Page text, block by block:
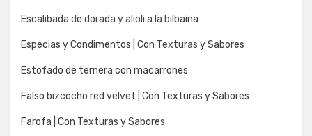
Escalibada de dorada y alioli a la bilbaina
Especias y Condimentos | Con Texturas y Sabores
Estofado de ternera con macarrones
Falso bizcocho red velvet | Con Texturas y Sabores
Farofa | Con Texturas y Sabores